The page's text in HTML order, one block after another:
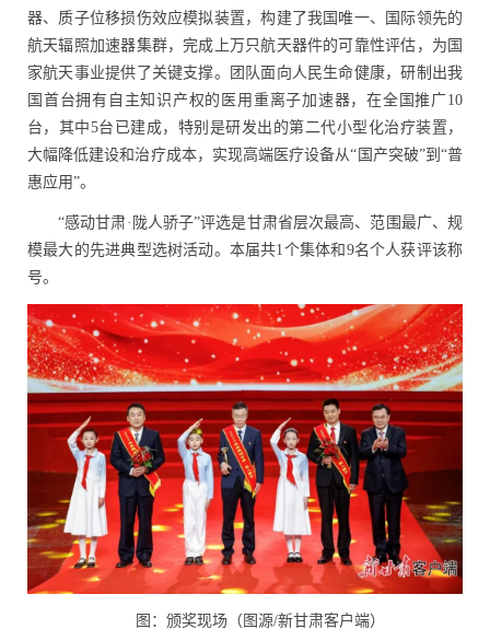
器、质子位移损伤效应模拟装置，构建了我国唯一、国际领先的
航天辐照加速器集群，完成上万只航天器件的可靠性评估，为国
家航天事业提供了关键支撑。团队面向人民生命健康，研制出我
国首台拥有自主知识产权的医用重离子加速器，在全国推广10
台，其中5台已建成，特别是研发出的第二代小型化治疗装置，
大幅降低建设和治疗成本，实现高端医疗设备从“ 国产突破”到 “普
惠应用”。
“感动甘肃· 陇人骄子”评选是甘肃省层次最高、范围最广、规
模最大的先进典型选树活动。 本届共1 个集体和9名个人获评该称
号。
图：颁奖现场（图源/新甘肃客户端）